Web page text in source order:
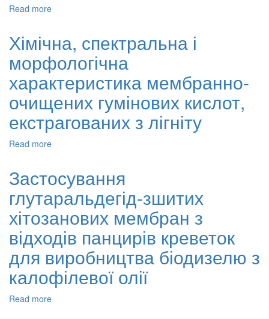
Read more
порожнисті
волокнисті
мембрани
з
волокон
стебла
банана,
покриті
відпрацьованих
текстильних
барвників
Хімічна, спектральна і
морфологічна
характеристика мембранно-
очищених гумінових кислот,
екстрагованих з лігніту
Read more
і
морфологічна
характеристика
мембранно-
очищених
гумінових
кислот,
екстрагованих
з
лігніту
Застосування
глутаральдегід-зшитих
хітозанових мембран з
відходів панцирів креветок
для виробництва біодизелю з
калофілевої олії
Read more